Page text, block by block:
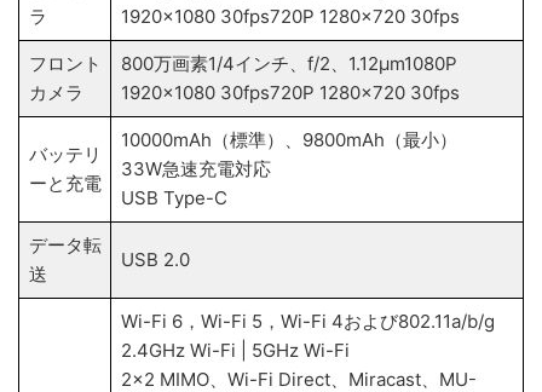
ラ
1920x1080 30fps720P 1280x720 30fps
フロント
カメラ
800万画素1/4インチ、f/2、1.12μm1080P
1920x1080 30fps720P 1280x720 30fps
バッテリ
ーと充電
10000mAh（標準）、9800mAh（最小）
33W急速充電対応
USB Type-C
データ転
送
USB 2.0
Wi-Fi 6，Wi-Fi 5，Wi-Fi 4および802.11a/b/g
2.4GHz Wi-Fi | 5GHz Wi-Fi
2x2 MIMO、Wi-Fi Direct、Miracast、MU-